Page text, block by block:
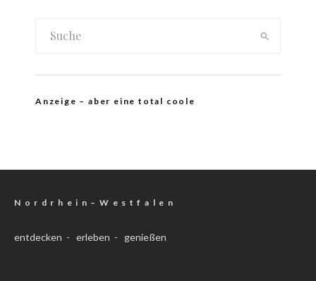
Anzeige – aber eine total coole
N o r d r h e i n – W e s t f a l e n
entdecken - erleben - genießen